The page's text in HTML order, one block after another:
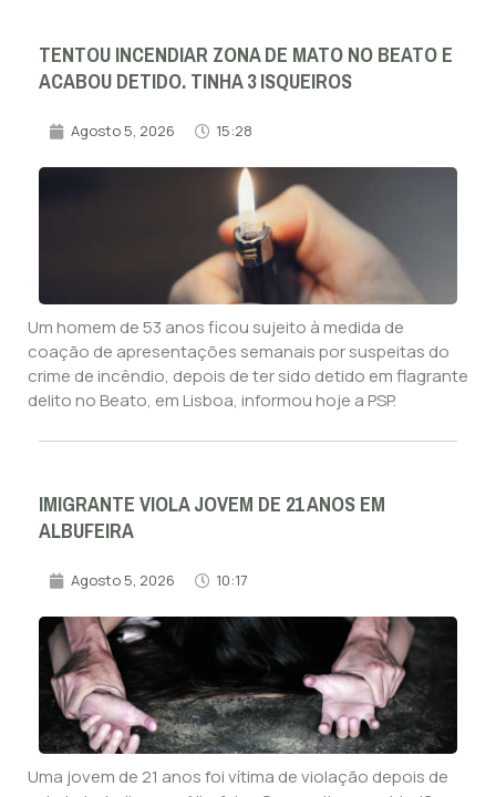
TENTOU INCENDIAR ZONA DE MATO NO BEATO E
ACABOU DETIDO. TINHA 3 ISQUEIROS
Agosto 5, 2026 15:28
Um homem de 53 anos ficou sujeito à medida de
coação de apresentações semanais por suspeitas do
crime de incêndio, depois de ter sido detido em flagrante
delito no Beato, em Lisboa, informou hoje a PSP.
IMIGRANTE VIOLA JOVEM DE 21 ANOS EM
ALBUFEIRA
Agosto 5, 2026 10:17
Uma jovem de 21 anos foi vítima de violação depois de